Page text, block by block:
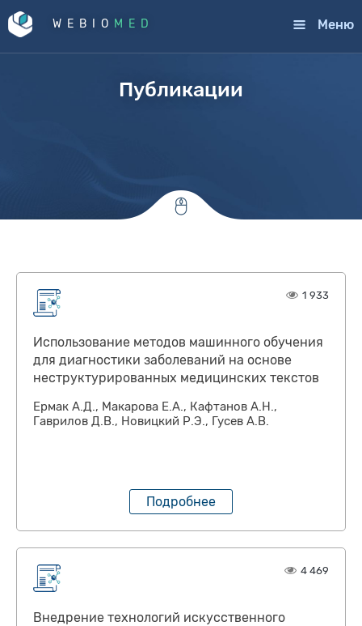
WEBIO MED Меню
Публикации
1 933
Использование методов машинного обучения
для диагностики заболеваний на основе
неструктурированных медицинских текстов
Ермак А.Д., Макарова Е.А., Кафтанов А.Н.,
Гаврилов Д.В., Новицкий Р.Э., Гусев А.В.
Подробнее
4 469
Внедрение технологий искусственного